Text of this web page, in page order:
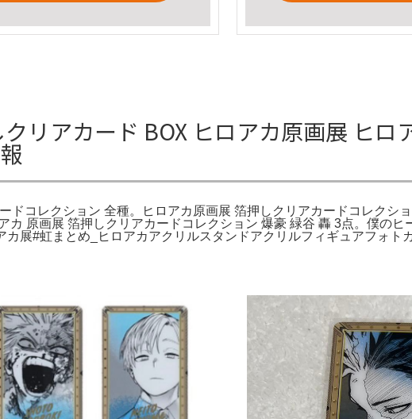
リアカード BOX ヒロアカ原画展 ヒロ
ドコレクション 全種。ヒロアカ原画展 箔押しクリアカードコレクシ
カ 原画展 箔押しクリアカードコレクション 爆豪 緑谷 轟 3点。僕の
展#虹まとめ_ヒロアカアクリルスタンドアクリルフィギュアフォト